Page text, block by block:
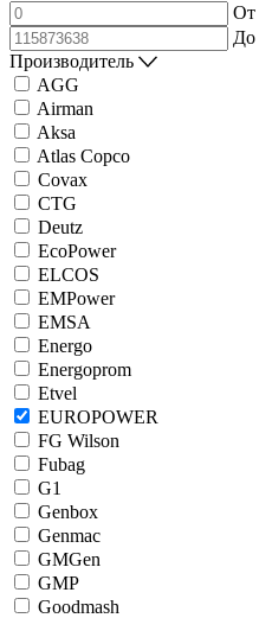
От
До
Производитель
AGG
Airman
Aksa
Atlas Copco
Covax
CTG
Deutz
EcoPower
ELCOS
EMPower
EMSA
Energo
Energoprom
Etvel
EUROPOWER
FG Wilson
Fubag
G1
Genbox
Genmac
GMGen
GMP
Goodmash